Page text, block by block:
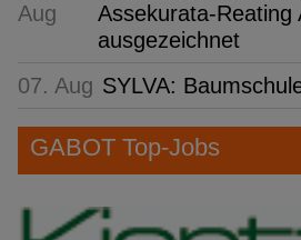
Aug
Assekurata-Reating
ausgezeichnet
07. Aug SYLVA:
GABOT Top-Jobs